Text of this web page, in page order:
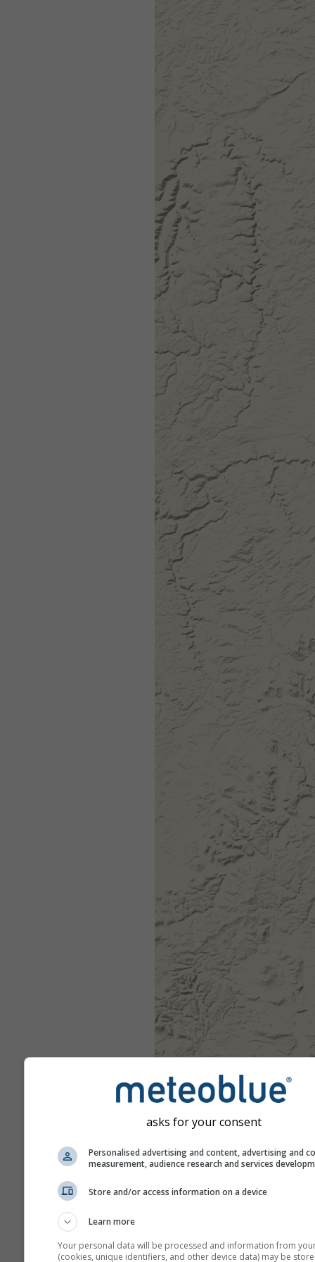
asks for your consent
Personalised advertising and content, advertising and
measurement, audience research and services
Store and/or access information on a device
Learn more
Your personal data will be processed and information from
(cookies, unique identifiers, and other device data) may be